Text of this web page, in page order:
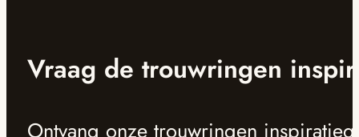
Vraag de trouwringen
Ontvang onze trouwringen